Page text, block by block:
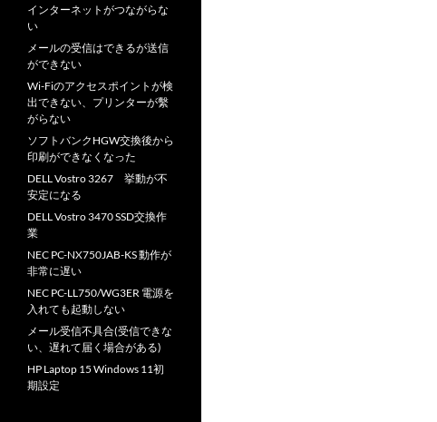
インターネットがつながらな
い
メールの受信はできるが送信
ができない
Wi-Fiのアクセスポイントが検
出できない、プリンターが繫
がらない
ソフトバンクHGW交換後から
印刷ができなくなった
DELL Vostro 3267 挙動が不
安定になる
DELL Vostro 3470 SSD交換作
業
NEC PC-NX750JAB-KS 動作が
非常に遅い
NEC PC-LL750/WG3ER 電源を
入れても起動しない
メール受信不具合(受信できな
い、遅れて届く場合がある)
HP Laptop 15 Windows 11初
期設定